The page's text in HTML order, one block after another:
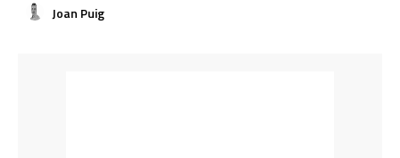
Joan Puig